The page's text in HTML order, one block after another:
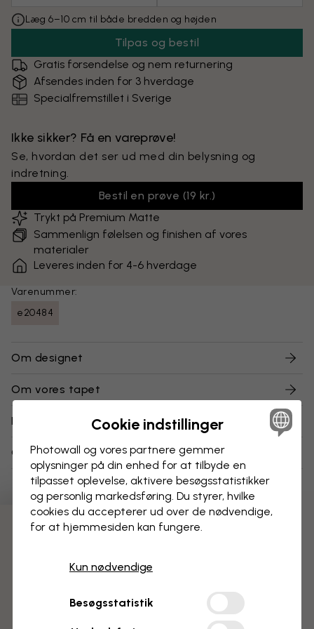
Læg 6–10 cm til både bredden og højden
Tilpas og bestil
Gratis forsendelse og nem returnering
Afsendes inden for 3 hverdage
Specialfremstillet i Sverige
Ikke sikker? Få en vareprøve!
Se, hvordan det ser ud med din belysning og
indretning.
Bestil en prøve (19 kr.)
Trykt på Premium Matte
Sammenlign følelsen og finishen af vores
materialer
Leveres inden for 4-6 hverdage
Varenummer:
e20484
Om designet
Om vores tapet
Levering og returnering
Om vores vareprøver
Cookie indstillinger
Photowall og vores partnere gemmer
oplysninger på din enhed for at tilbyde en
tilpasset oplevelse, aktivere besøgs­statistikker
og personlig markedsføring. Du styrer, hvilke
cookies du accepterer ud over de nødvendige,
for at hjemmesiden kan fungere.
Kun nødvendige
Besøgsstatistik